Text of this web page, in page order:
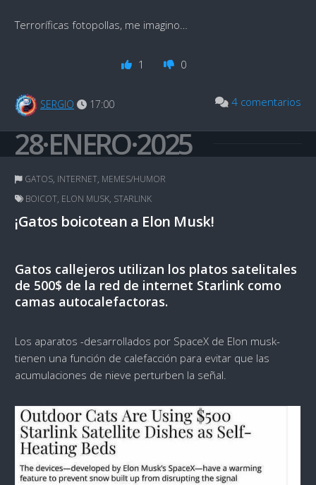
Terroríficas fotopollas, me imagino…
1 0
SERGIO 17:00 4 comentarios
28·ENERO·2025
GATOS, INTERNET, MEMES/HUMOR
BOICOT, ELON MUSK, STARLINK
¡Gatos boicotean a Elon Musk!
Gatos callejeros utilizan los platos satelitales
de 500$ de la red de internet Starlink como
camas autocalefactoras.
Los aparatos -desarrollados por SpaceX de Elon musk-
tienen una función de calefacción para evitar que las
acumulaciones de nieve perturben la señal.